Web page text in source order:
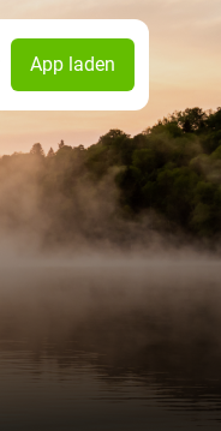
App laden